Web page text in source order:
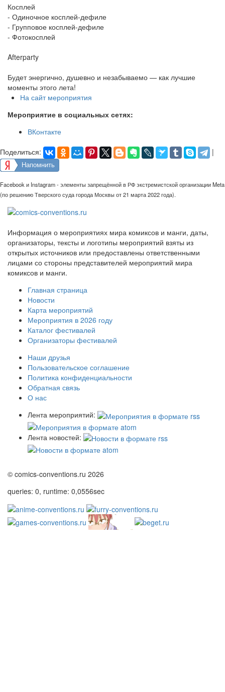
Косплей
- Одиночное косплей-дефиле
- Групповое косплей-дефиле
- Фотокосплей
Afterparty
Будет энергично, душевно и незабываемо — как лучшие
моменты этого лета!
На сайт мероприятия
Мероприятие в социальных сетях:
ВКонтакте
Поделиться:
|
Напомнить
Facebook и Instagram - элементы запрещённой в РФ экстремистской организации Meta
(по решению Тверского суда города Москвы от 21 марта 2022 года).
Информация о мероприятиях мира комиксов и манги, даты,
организаторы, тексты и логотипы мероприятий взяты из
открытых источников или предоставлены ответственными
лицами со стороны представителей мероприятий мира
комиксов и манги.
Главная страница
Новости
Карта мероприятий
Мероприятия в 2026 году
Каталог фестивалей
Организаторы фестивалей
Наши друзья
Пользовательское соглашение
Политика конфиденциальности
Обратная связь
О нас
Лента мероприятий:
Лента новостей:
© comics-conventions.ru 2026
queries: 0, runtime: 0,0556sec